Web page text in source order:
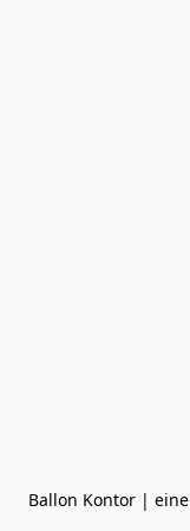
Ballon Kontor |